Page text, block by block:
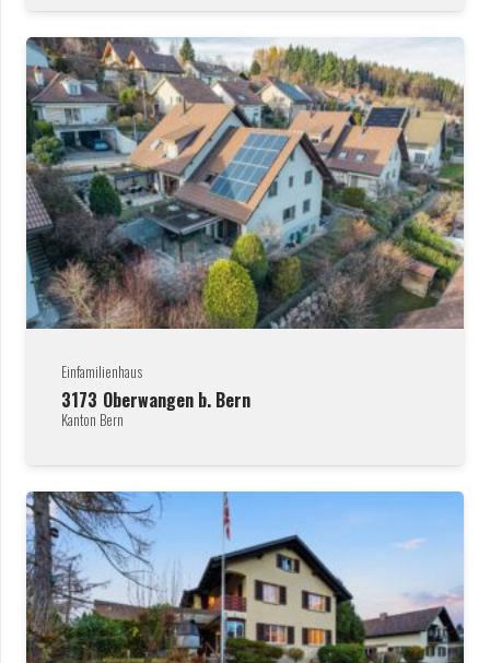
Einfamilienhaus
3173 Oberwangen b. Bern
Kanton Bern